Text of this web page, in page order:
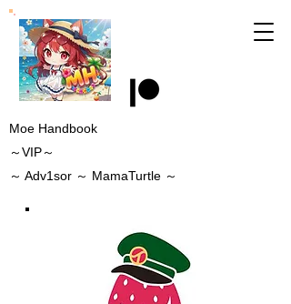
Moe Handbook
～VIP～
～ Adv1sor ～ MamaTurtle ～